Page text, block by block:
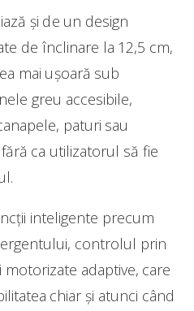
și de un design
de înclinare la 12,5 cm,
mai ușoară sub
greu accesibile,
paturi sau
ca utilizatorul să fie
inteligente precum
controlul prin
adaptive, care
chiar și atunci când